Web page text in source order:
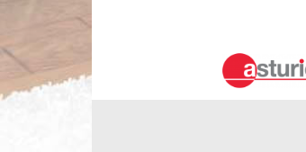
ou à retoucher totalement votre
Qui se charge des
Pour être fonctionnelles, les